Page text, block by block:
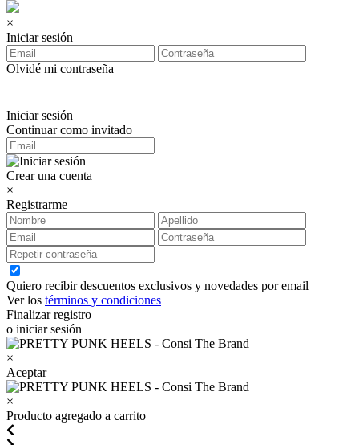
×
Iniciar sesión
Olvidé mi contraseña
Iniciar sesión
Continuar como invitado
Crear una cuenta
×
Registrarme
Quiero recibir descuentos exclusivos y novedades por email
Ver los términos y condiciones
Finalizar registro
o iniciar sesión
×
Aceptar
×
Producto agregado a carrito